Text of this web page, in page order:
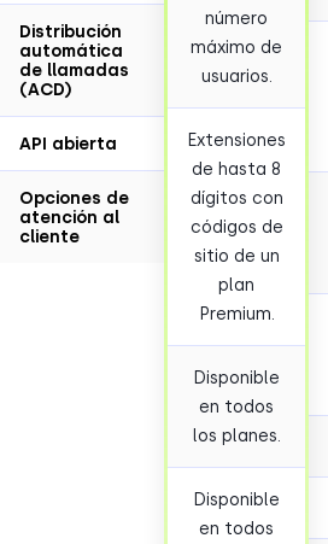
Distribución
automática
de llamadas
(ACD)
API abierta
Opciones de
atención al
cliente
número
máximo de
usuarios.
Extensiones
de hasta 8
dígitos con
códigos de
sitio de un
plan
Premium.
Disponible
en todos
los planes.
Disponible
en todos